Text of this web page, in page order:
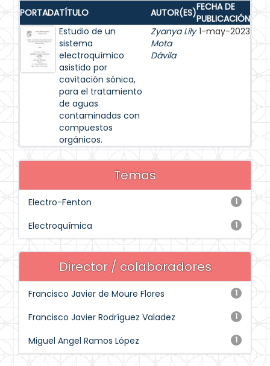
PORTADATÍTULO AUTOR(ES)FECHA DE
PUBLICACIÓN
Estudio de un
sistema
electroquímico
asistido por
cavitación sónica,
para el tratamiento
de aguas
contaminadas con
compuestos
orgánicos.
Zyanya Lily
Mota
Dávila
1-may-2023
Temas
1
Electro-Fenton
1
Electroquímica
Director / colaboradores
1
Francisco Javier de Moure Flores
1
Francisco Javier Rodríguez Valadez
1
Miguel Angel Ramos López